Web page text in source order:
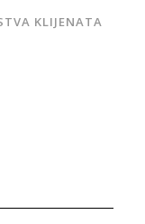
KLIJENATA